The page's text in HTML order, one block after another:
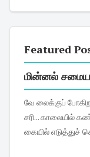
Featured
மின்னல்
வே லைக்குப் போகிறவர்களானாலும் சரி, இல்லத்தரசிகளானாலும்
சரி... காலையில் கண்
கையில் எடுத்துச்